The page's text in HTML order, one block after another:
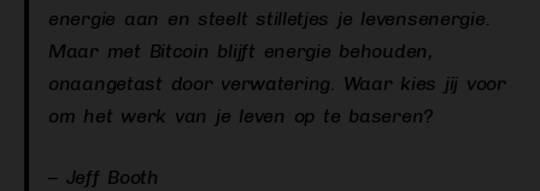
energie aan en steelt stilletjes je levensenergie.
Maar met Bitcoin blijft energie behouden,
onaangetast door verwatering. Waar kies jij voor
om het werk van je leven op te baseren?
– Jeff Booth